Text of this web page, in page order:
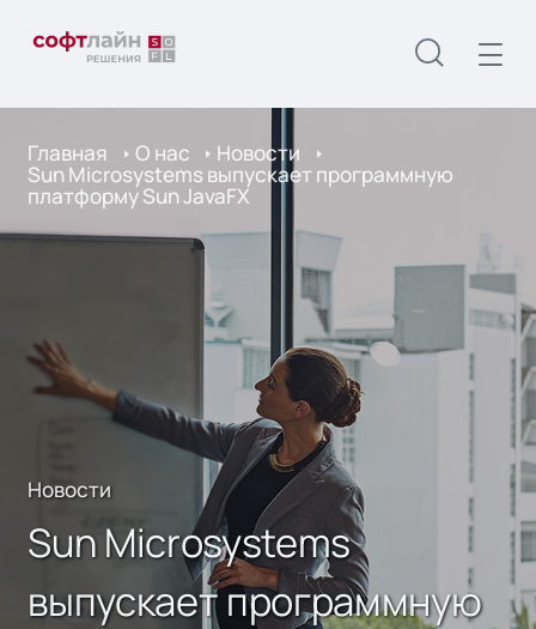
Главная О нас Новости
Sun Microsystems выпускает программную
платформу Sun JavaFX
Новости
Sun Microsystems
выпускает программную